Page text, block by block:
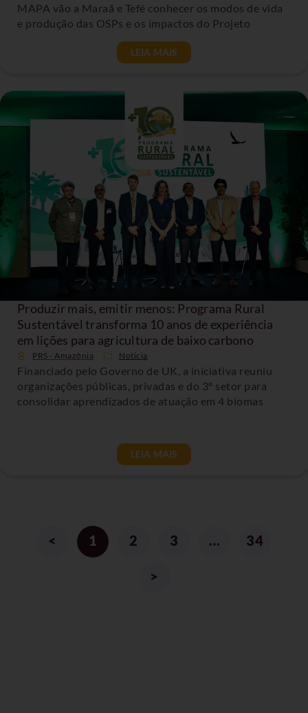
MAPA vão a Maraã e Tefé conhecer os modos de vida
e produção das OSPs e os impactos do Projeto
LEIA MAIS
Produzir mais, emitir menos: Programa Rural
Sustentável transforma 10 anos de experiência
em lições para agricultura de baixo carbono
PRS - Amazônia Noticia
Financiado pelo Governo de UK, a iniciativa reuniu
organizações públicas, privadas e do 3º setor para
consolidar aprendizados de atuação em 4 biomas
LEIA MAIS
< 1 2 3 … 34
>